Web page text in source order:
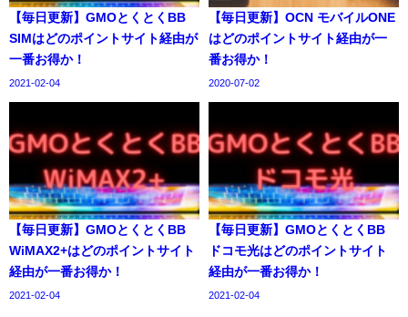
【毎日更新】GMOとくとくBB
SIMはどのポイントサイト経由が
一番お得か！
2021-02-04
【毎日更新】OCN モバイルONE
はどのポイントサイト経由が一
番お得か！
2020-07-02
【毎日更新】GMOとくとくBB
WiMAX2+はどのポイントサイト
経由が一番お得か！
2021-02-04
【毎日更新】GMOとくとくBB
ドコモ光はどのポイントサイト
経由が一番お得か！
2021-02-04